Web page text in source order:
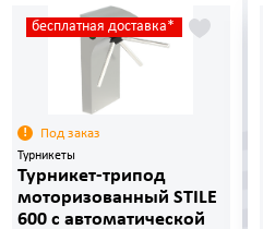
бесплатная доставка*
Под заказ
Турникеты
Турникет-трипод
моторизованный STILE
600 с автоматической